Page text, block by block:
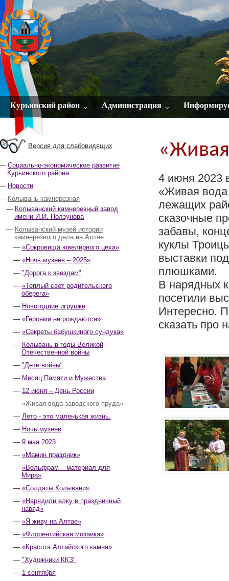
Курьинский район Администрация
Версия для слабовидящих
Социально-экономическое развитие
Курьинского района
Новости
Колывань камнерезная
Колыванский камнерезный завод
имени И.И. Ползунова
Колыванский музей истории
камнерезного дела на Алтае
«Сокровища ювелирного цеха»
«Ночь музеев – 2025»
"Дорога к звездам"
«Теплый свет родительского
оберега»
Новогодние игрушки
«Героями не рождаются»
«Секреты бабушкиного сундука»
Колывань в годы Великой
Отечественной войны
"Дети войны"
Месяц Памяти и Мужества
12 июня – День России
«Живая вода заводского пруда»
Лето - это маленькая жизнь.
Ночь музеев
9 мая 2023
«Мамин праздник»
«Вольфрам – материал для
Мира»
«Солдаты Колывани»
«Нарядили елку в праздничный
наряд»
«Я живу на Алтае»
«Флорентийская мозаика»
«Красота Алтайского камня»
"Художники ККЗ"
1 сентября
4 июня 2023
«Живая вода
лежащих
сказочные
забавы,
куклы
выставки
плюшками.
В нарядных
посетили
Интересно.
сказать про